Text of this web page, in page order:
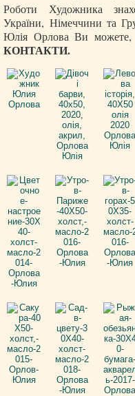
Роботи Художника
України, Німеччини та
Юлія Орлова Ви можете,
КОНТАКТИ.